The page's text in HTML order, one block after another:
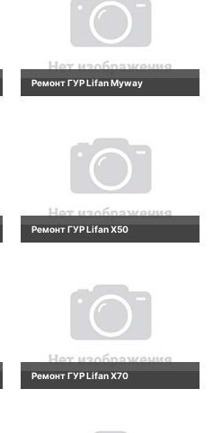
Ремонт ГУР Lifan Myway
Ремонт ГУР Lifan X50
Ремонт ГУР Lifan X70